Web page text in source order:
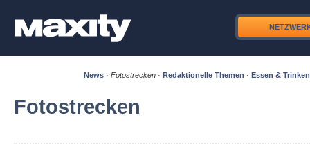
News· Fotostrecken· Redaktionelle Themen · Essen & Trinken
Fotostrecken